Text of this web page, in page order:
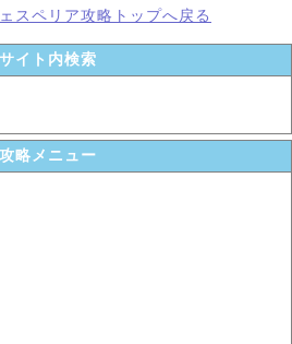
スペリア攻略トップへ戻る
サイト内検索
攻略メニュー